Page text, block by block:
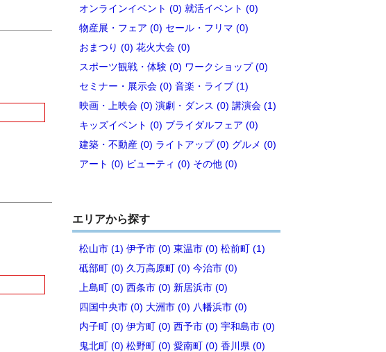
オンラインイベント (0) 就活イベント (0)
物産展・フェア (0) セール・フリマ (0)
おまつり (0) 花火大会 (0)
スポーツ観戦・体験 (0) ワークショップ (0)
セミナー・展示会 (0) 音楽・ライブ (1)
映画・上映会 (0) 演劇・ダンス (0) 講演会 (1)
キッズイベント (0) ブライダルフェア (0)
建築・不動産 (0) ライトアップ (0) グルメ (0)
アート (0) ビューティ (0) その他 (0)
エリアから探す
松山市 (1) 伊予市 (0) 東温市 (0) 松前町 (1)
砥部町 (0) 久万高原町 (0) 今治市 (0)
上島町 (0) 西条市 (0) 新居浜市 (0)
四国中央市 (0) 大洲市 (0) 八幡浜市 (0)
内子町 (0) 伊方町 (0) 西予市 (0) 宇和島市 (0)
鬼北町 (0) 松野町 (0) 愛南町 (0) 香川県 (0)